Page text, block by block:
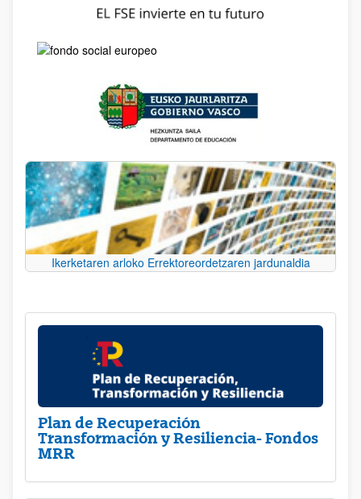
Ikerketaren arloko Errektoreordetzaren jardunaldia
Plan de Recuperación
Transformación y Resiliencia- Fondos
MRR